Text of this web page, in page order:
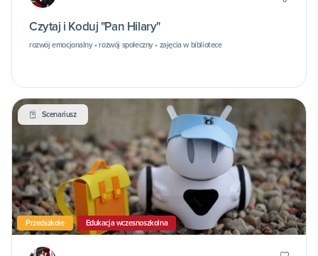
Czytaj i Koduj "Pan Hilary"
rozwój emocjonalny • rozwój społeczny • zajęcia w bibliotece
Scenariusz
Przedszkole Edukacja wczesnoszkolna